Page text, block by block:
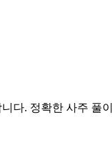
다. 정확한 사주 풀